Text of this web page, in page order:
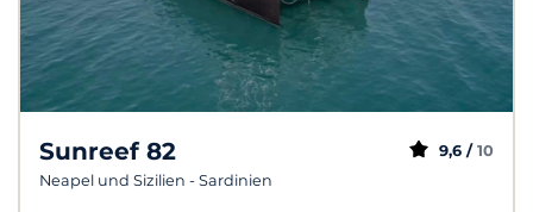
Sunreef 82
Neapel und Sizilien - Sardinien
9,6 / 10